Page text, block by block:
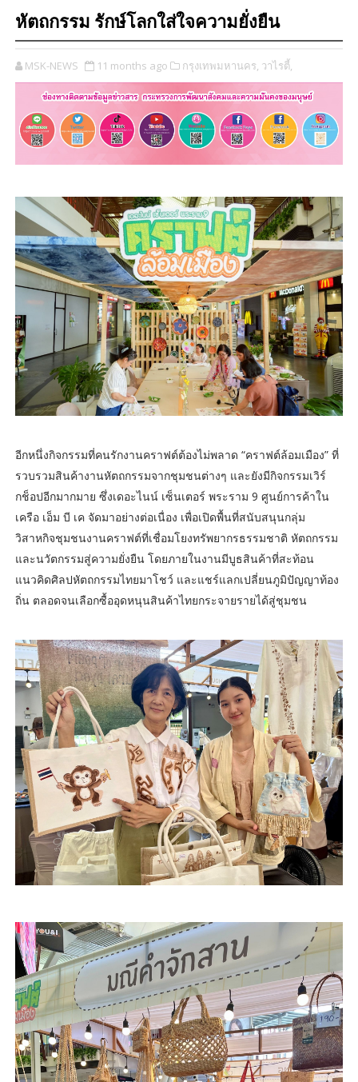
หัตถกรรม รักษ์โลกใส่ใจความยั่งยืน
MSK-NEWS 11 months ago กรุงเทพมหานคร, วาไรตี้,
อีกหนึ่งกิจกรรมที่คนรักงานคราฟต์ต้องไม่พลาด “คราฟต์ล้อมเมือง” ที่
รวบรวมสินค้างานหัตถกรรมจากชุมชนต่างๆ และยังมีกิจกรรมเวิร์
กช็อปอีกมากมาย ซึ่งเดอะไนน์ เซ็นเตอร์ พระราม 9 ศูนย์การค้าใน
เครือ เอ็ม บี เค จัดมาอย่างต่อเนื่อง เพื่อเปิดพื้นที่สนับสนุนกลุ่ม
วิสาหกิจชุมชนงานคราฟต์ที่เชื่อมโยงทรัพยากรธรรมชาติ หัตถกรรม
และนวัตกรรมสู่ความยั่งยืน โดยภายในงานมีบูธสินค้าที่สะท้อน
แนวคิดศิลปหัตถกรรมไทยมาโชว์ และแชร์แลกเปลี่ยนภูมิปัญญาท้อง
ถิ่น ตลอดจนเลือกซื้ออุดหนุนสินค้าไทยกระจายรายได้สู่ชุมชน